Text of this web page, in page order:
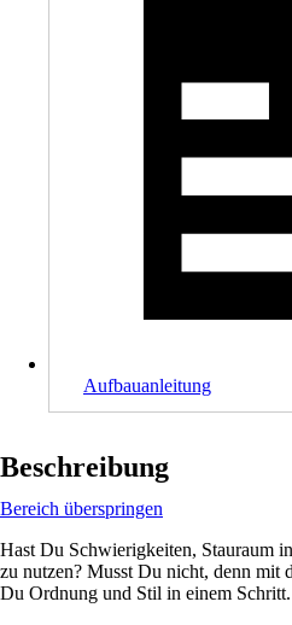
Aufbauanleitung
Beschreibung
Bereich überspringen
Hast Du Schwierigkeiten, Stauraum
zu nutzen? Musst Du nicht, denn mit
Du Ordnung und Stil in einem Schritt.